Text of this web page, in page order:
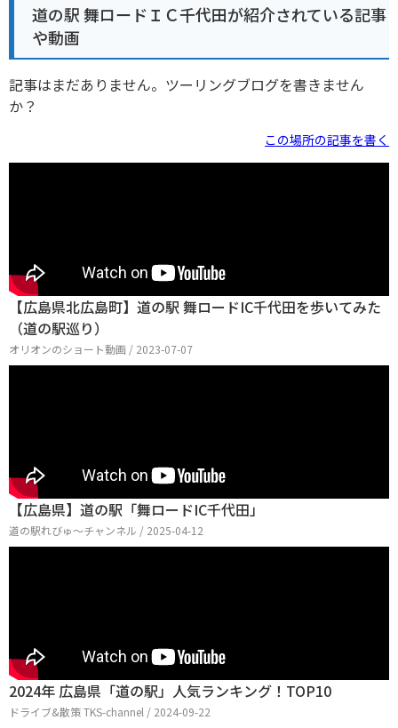
道の駅 舞ロードＩＣ千代田が紹介されている記事
や動画
記事はまだありません。ツーリングブログを書きません
か？
この場所の記事を書く
【広島県北広島町】道の駅 舞ロードIC千代田を歩いてみた
（道の駅巡り）
オリオンのショート動画 / 2023-07-07
【広島県】道の駅「舞ロードIC千代田」
道の駅れびゅ〜チャンネル / 2025-04-12
2024年 広島県「道の駅」人気ランキング！TOP10
ドライブ&散策 TKS-channel / 2024-09-22